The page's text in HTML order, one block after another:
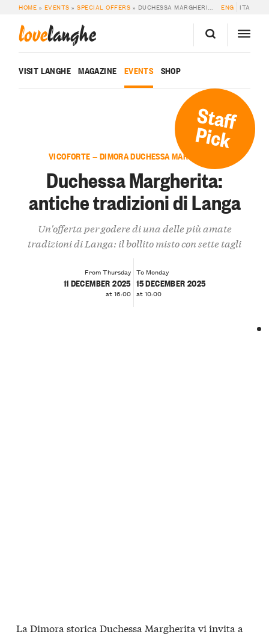
HOME » EVENTS »SPECIAL OFFERS » DUCHESSA MARGHERITA: ANTICHE TRADIZIONI DI LANGA ENG ITA
lovelanghe
VISIT LANGHE MAGAZINE EVENTS SHOP
Staff
Pick
VICOFORTE — DIMORA DUCHESSA MARGHERITA
Duchessa Margherita:
antiche tradizioni di Langa
Un'offerta per godere di una delle più amate
tradizioni di Langa: il bollito misto con sette tagli
From Thursday
11 DECEMBER 2025
at 16:00
To Monday
15 DECEMBER 2025
at 10:00
La Dimora storica Duchessa Margherita vi invita a